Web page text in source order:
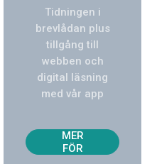
Tidningen i
brevlådan plus
tillgång till
webben och
digital läsning
med vår app
MER
FÖR